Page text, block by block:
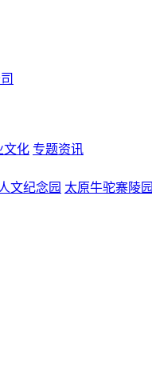
文化 专题资讯
文纪念园 太原牛驼寨陵园